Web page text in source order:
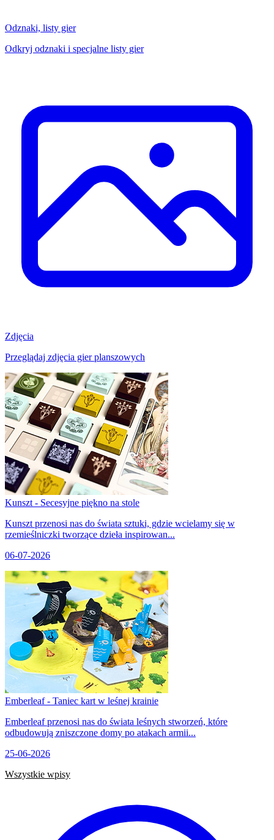
Odznaki, listy gier
Odkryj odznaki i specjalne listy gier
Zdjęcia
Przeglądaj zdjęcia gier planszowych
Kunszt - Secesyjne piękno na stole
Kunszt przenosi nas do świata sztuki, gdzie wcielamy się w
rzemieślniczki tworzące dzieła inspirowan...
06-07-2026
Emberleaf - Taniec kart w leśnej krainie
Emberleaf przenosi nas do świata leśnych stworzeń, które
odbudowują zniszczone domy po atakach armii...
25-06-2026
Wszystkie wpisy